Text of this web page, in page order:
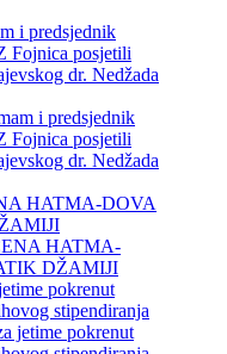
i predsjednik
Fojnica posjetili
dr. Nedžada
HATMA-DOVA
pokrenut
stipendiranja